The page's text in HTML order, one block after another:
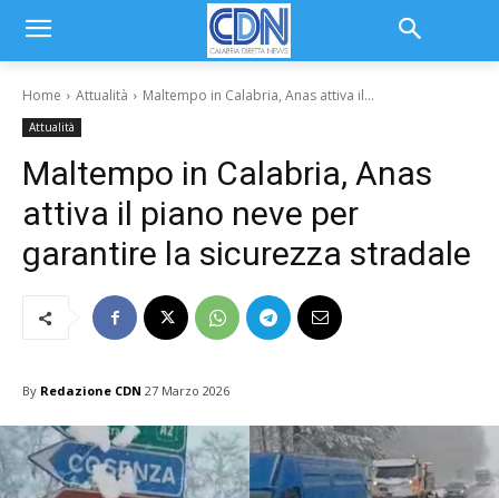
Home Attualità Maltempo in Calabria, Anas attiva il...
Attualità
Maltempo in Calabria, Anas
attiva il piano neve per
garantire la sicurezza stradale
By Redazione CDN 27 Marzo 2026